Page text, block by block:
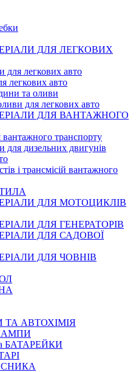
ДЛЯ ЛЕГКОВИХ
для легкових авто
легкових авто
та оливи
для легкових авто
ДЛЯ ВАНТАЖНОГО
транспорту
для дизельних двигунів
і трансмісій вантажного
ДЛЯ МОТОЦИКЛІВ
ДЛЯ ГЕНЕРАТОРІВ
ДЛЯ САДОВОЇ
ДЛЯ ЧОВНІВ
ТА АВТОХІМІЯ
БАТАРЕЙКИ